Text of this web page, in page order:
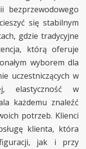
bezprzewodowego
się stabilnym
gdzie tradycyjne
którą oferuje
wyborem dla
uczestniczących w
elastyczność w
każdemu znaleźć
potrzeb. Klienci
klienta, która
jak i przy